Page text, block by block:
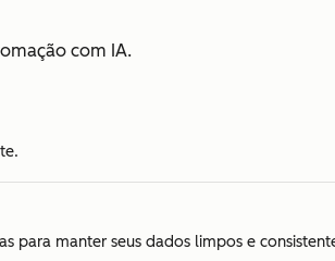
com IA.
para manter seus dados limpos e